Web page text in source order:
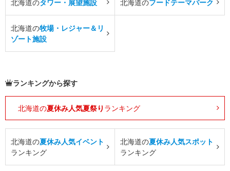
北海道のタワー・展望施設 北海道のフードテーマパーク
北海道の牧場・レジャー＆リ
ゾート施設
ランキングから探す
北海道の夏休み人気夏祭り ランキング
北海道の夏休み人気イベント
ランキング
北海道の夏休み人気スポット
ランキング